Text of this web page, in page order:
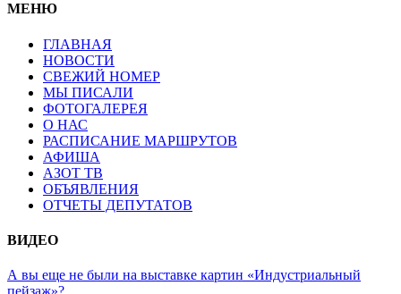
МЕНЮ
ГЛАВНАЯ
НОВОСТИ
СВЕЖИЙ НОМЕР
МЫ ПИСАЛИ
ФОТОГАЛЕРЕЯ
О НАС
РАСПИСАНИЕ МАРШРУТОВ
АФИША
АЗОТ ТВ
ОБЪЯВЛЕНИЯ
ОТЧЕТЫ ДЕПУТАТОВ
ВИДЕО
А вы еще не были на выставке картин «Индустриальный